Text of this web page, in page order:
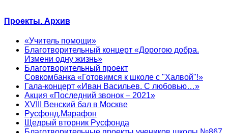
Проекты. Архив
«Учитель помощи»
Благотворительный концерт «Дорогою добра.
Измени одну жизнь»
Благотворительный проект
Совкомбанка «Готовимся к школе с "Халвой"!»
Гала-концерт «Иван Васильев. С любовью…»
Акция «Последний звонок – 2021»
XVIII Венский бал в Москве
Русфонд.Марафон
Щедрый вторник Русфонда